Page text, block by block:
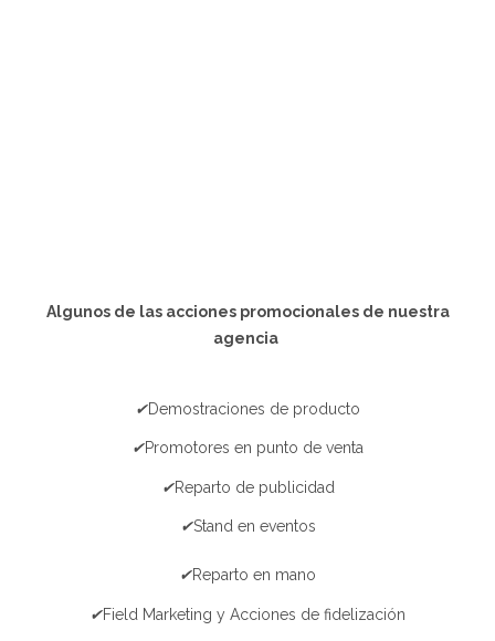
Algunos de las acciones promocionales de nuestra
agencia
✔Demostraciones de producto
✔Promotores en punto de venta
✔Reparto de publicidad
✔Stand en eventos
✔Reparto en mano
✔Field Marketing y Acciones de fidelización